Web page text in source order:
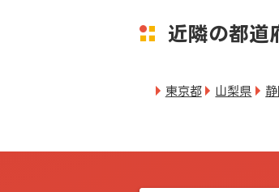
近隣の都道
東京都 山梨県